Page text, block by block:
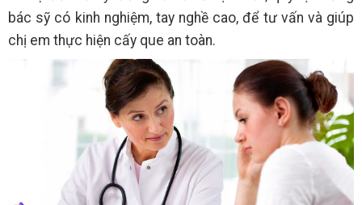
bác sỹ có kinh nghiệm, tay nghề cao, để tư vấn và giúp
chị em thực hiện cấy que an toàn.